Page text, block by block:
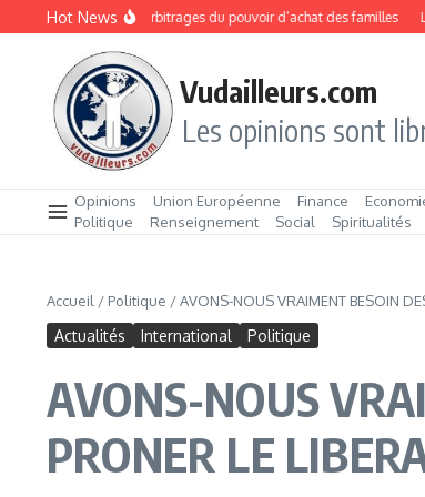
Aller au contenu
Hot News
Rentrée 2026 : les arbitrages du pouvoir d’achat des familles
Vudailleurs.com
Les opinions sont
Opinions Union Européenne Finance
Politique
Renseignement Social Spiritualités
Accueil / Politique /AVONS-NOUS VRAIMENT BESOIN
Actualités International Politique
AVONS-NOUS
PRONER LE